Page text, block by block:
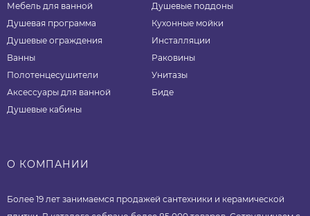
Мебель для ванной
Душевая программа
Душевые ограждения
Ванны
Полотенцесушители
Аксессуары для ванной
Душевые кабины
Душевые поддоны
Кухонные мойки
Инсталляции
Раковины
Унитазы
Биде
О КОМПАНИИ
Более 19 лет занимаемся продажей сантехники и керамической